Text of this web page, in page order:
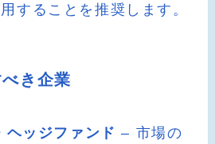
することを推奨します。
き企業
ヘッジファンド – 市場の